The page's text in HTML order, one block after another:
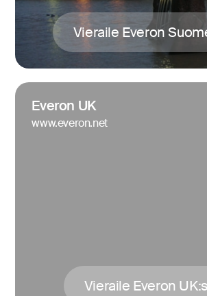
Vieraile Everon
Everon UK
www.everon.net
Vieraile Everon